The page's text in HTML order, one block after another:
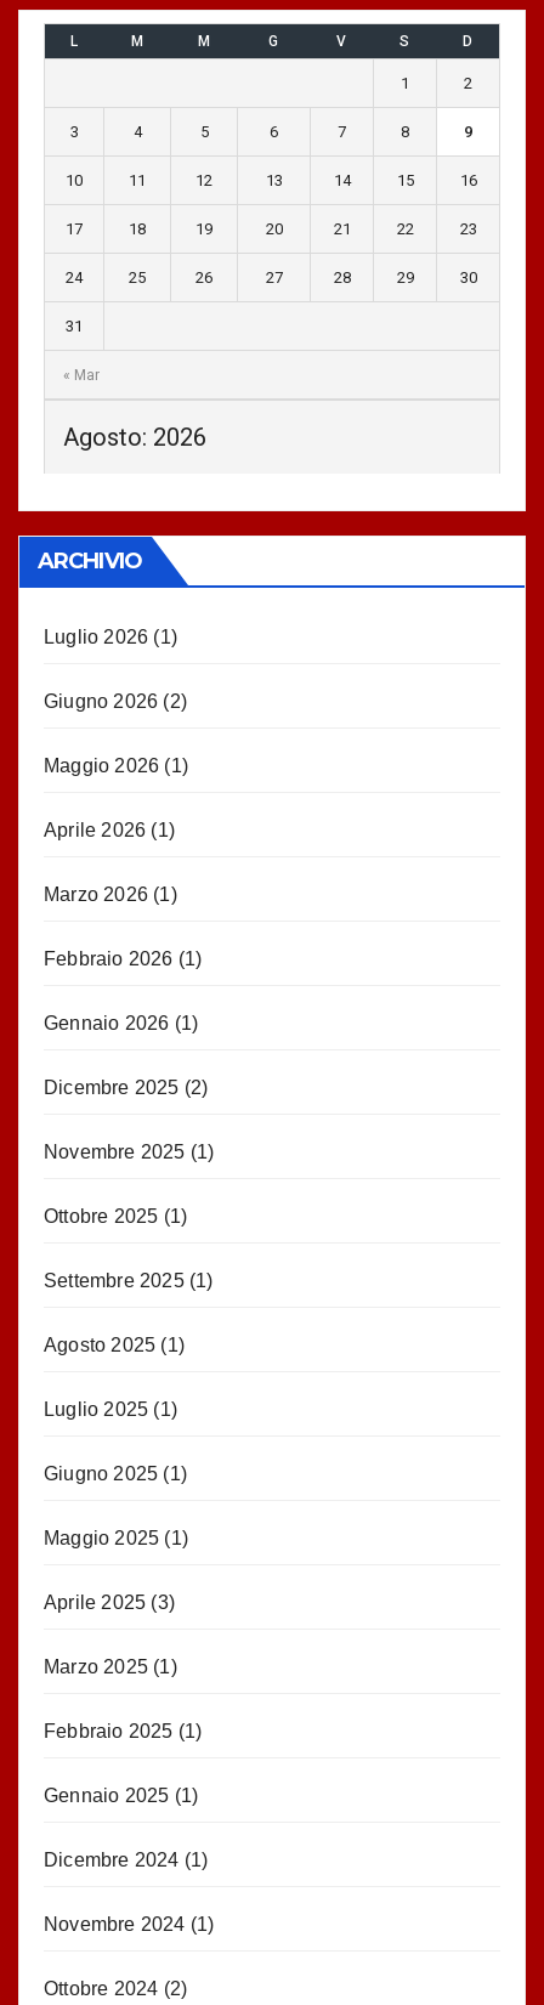
Agosto: 2026
L M M G V S D
« Mar
1 2
3 4 5 6 7 8 9
10 11 12 13 14 15 16
17 18 19 20 21 22 23
24 25 26 27 28 29 30
31
ARCHIVIO
Luglio 2026 (1)
Giugno 2026 (2)
Maggio 2026 (1)
Aprile 2026 (1)
Marzo 2026 (1)
Febbraio 2026 (1)
Gennaio 2026 (1)
Dicembre 2025 (2)
Novembre 2025 (1)
Ottobre 2025 (1)
Settembre 2025(1)
Agosto 2025 (1)
Luglio 2025 (1)
Giugno 2025 (1)
Maggio 2025 (1)
Aprile 2025 (3)
Marzo 2025 (1)
Febbraio 2025 (1)
Gennaio 2025 (1)
Dicembre 2024 (1)
Novembre 2024 (1)
Ottobre 2024 (2)